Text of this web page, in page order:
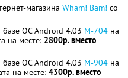
магазина Wham! Bam! со
ОС Android 4.03 M-704 на
на месте: 2800р. вместо
ОС Android 4.03 M-904 на
на месте: 4300р. вместо